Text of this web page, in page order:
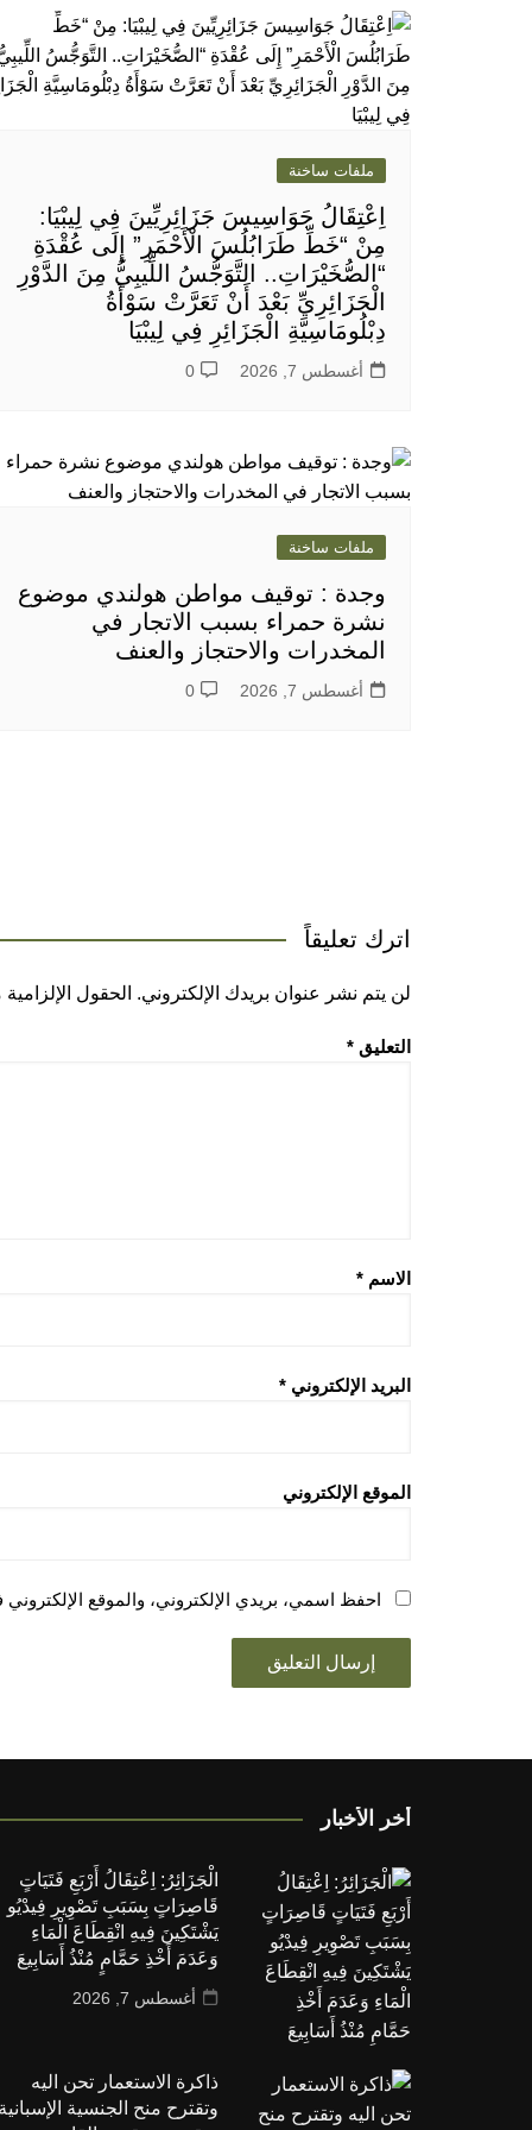
ملفات ساخنة
اِعْتِقَالُ جَوَاسِيسَ جَزَائِرِيِّينَ فِي لِيبْيَا:
مِنْ “خَطِّ طَرَابُلُسَ الْأَحْمَرِ” إِلَى عُقْدَةِ
“الصُّخَيْرَاتِ.. التَّوَجُّسُ اللِّيبِيُّ مِنَ الدَّوْرِ
الْجَزَائِرِيِّ بَعْدَ أَنْ تَعَرَّتْ سَوْأَةُ
دِبْلُومَاسِيَّةِ الْجَزَائِرِ فِي لِيبْيَا
أغسطس 7, 2026 0
ملفات ساخنة
وجدة : توقيف مواطن هولندي موضوع
نشرة حمراء بسبب الاتجار في
المخدرات والاحتجاز والعنف
أغسطس 7, 2026 0
اترك تعليقاً
لن يتم نشر عنوان بريدك الإلكتروني. الحقول الإلزامية
التعليق *
الاسم *
البريد الإلكتروني *
الموقع الإلكتروني
احفظ اسمي، بريدي الإلكتروني، والموقع
أخر الأخبار
الْجَزَائِرُ: اِعْتِقَالُ أَرْبَعِ فَتَيَاتٍ
قَاصِرَاتٍ بِسَبَبِ تَصْوِيرِ فِيدْيُو
يَشْتَكِينَ فِيهِ انْقِطَاعَ الْمَاءِ
وَعَدَمَ أَخْذِ حَمَّامٍ مُنْذُ أَسَابِيعَ
أغسطس 7, 2026
ذاكرة الاستعمار تحن اليه
وتقترح منح الجنسية الإسبانية